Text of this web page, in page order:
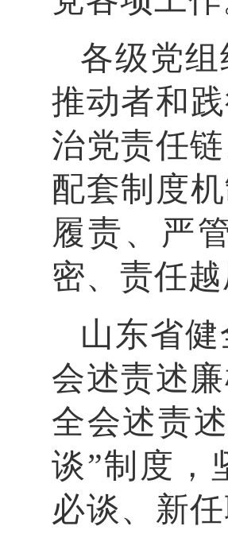
各级党
推动者和
治党责任
配套制度
履责、严
密、责任
山东省
会述责述
全会述责
谈”制度，
必谈、新